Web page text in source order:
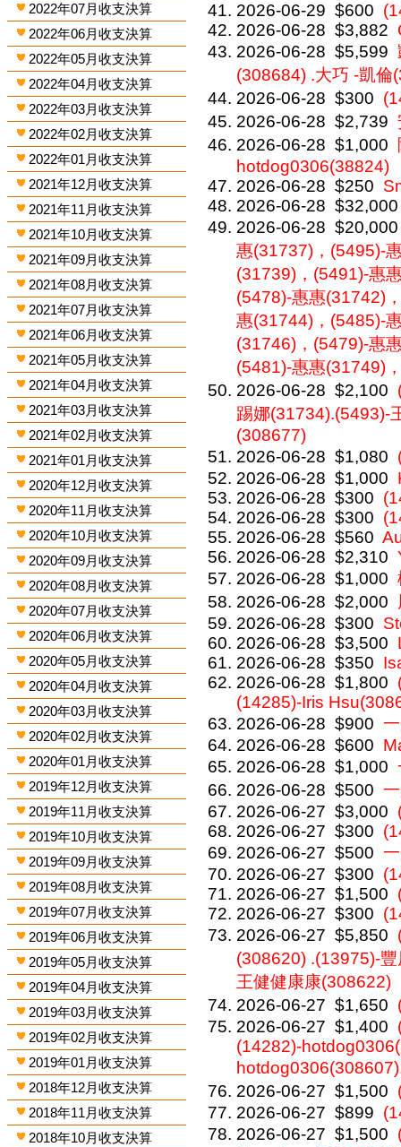
2022年07月收支決算
2022年06月收支決算
2022年05月收支決算
2022年04月收支決算
2022年03月收支決算
2022年02月收支決算
2022年01月收支決算
2021年12月收支決算
2021年11月收支決算
2021年10月收支決算
2021年09月收支決算
2021年08月收支決算
2021年07月收支決算
2021年06月收支決算
2021年05月收支決算
2021年04月收支決算
2021年03月收支決算
2021年02月收支決算
2021年01月收支決算
2020年12月收支決算
2020年11月收支決算
2020年10月收支決算
2020年09月收支決算
2020年08月收支決算
2020年07月收支決算
2020年06月收支決算
2020年05月收支決算
2020年04月收支決算
2020年03月收支決算
2020年02月收支決算
2020年01月收支決算
2019年12月收支決算
2019年11月收支決算
2019年10月收支決算
2019年09月收支決算
2019年08月收支決算
2019年07月收支決算
2019年06月收支決算
2019年05月收支決算
2019年04月收支決算
2019年03月收支決算
2019年02月收支決算
2019年01月收支決算
2018年12月收支決算
2018年11月收支決算
2018年10月收支決算
2026-06-29 $600
2026-06-28 $3,882
2026-06-28 $5,599
(308684) .大巧 -凱倫
2026-06-28 $300
2026-06-28 $2,739
2026-06-28 $1,000
hotdog0306(38824)
2026-06-28 $250
2026-06-28 $32,000
2026-06-28 $20,000
惠(31737)，(5495)-
(31739)，(5491)-惠
(5478)-惠惠(31742)
惠(31744)，(5485)-
(31746)，(5479)-惠
(5481)-惠惠(31749)
2026-06-28 $2,100
踢娜(31734).(5493)-
(308677)
2026-06-28 $1,080
2026-06-28 $1,000
2026-06-28 $300
2026-06-28 $300
2026-06-28 $560
2026-06-28 $2,310
2026-06-28 $1,000
2026-06-28 $2,000
2026-06-28 $300
2026-06-28 $3,500
2026-06-28 $350
2026-06-28 $1,800
(14285)-Iris
2026-06-28 $900
2026-06-28 $600
2026-06-28 $1,000
2026-06-28 $500
2026-06-27 $3,000
2026-06-27 $300
2026-06-27 $500
2026-06-27 $300
2026-06-27 $1,500
2026-06-27 $300
2026-06-27 $5,850
(308620) .(13975)-
王健健康康(308622)
2026-06-27 $1,650
2026-06-27 $1,400
(14282)-
2026-06-27 $1,500
2026-06-27 $899
2026-06-27 $1,500